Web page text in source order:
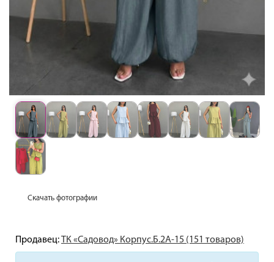
Скачать фотографии
Продавец:ТК «Садовод» Корпус.Б.2А-15 (151 товаров)